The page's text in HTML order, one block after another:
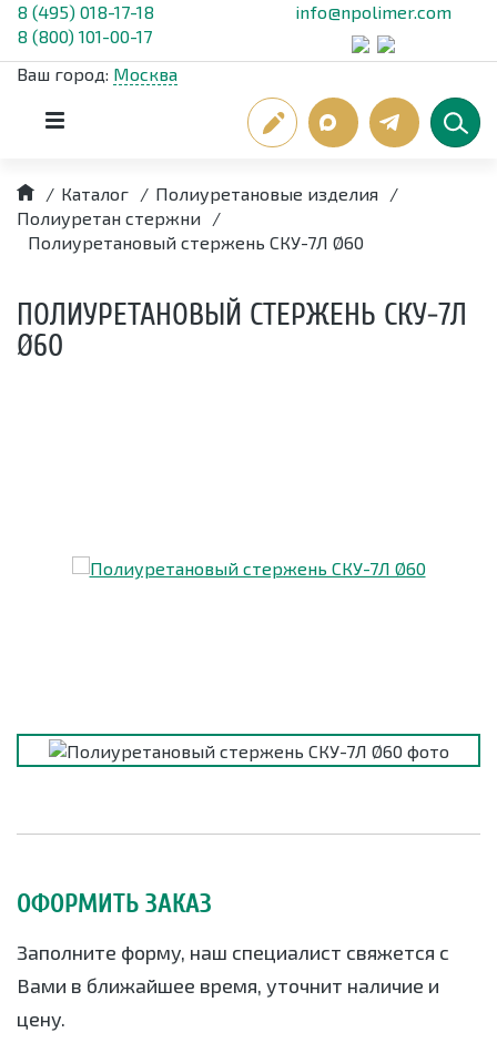
8 (495) 018-17-18
8 (800) 101-00-17
info@npolimer.com
Ваш город: Москва
/ Каталог / Полиуретановые изделия
/
Полиуретан стержни
/
Полиуретановый стержень СКУ-7Л Ø60
ПОЛИУРЕТАНОВЫЙ СТЕРЖЕНЬ СКУ-7Л
Ø60
ОФОРМИТЬ ЗАКАЗ
Заполните форму, наш специалист свяжется с
Вами в ближайшее время, уточнит наличие и
цену.